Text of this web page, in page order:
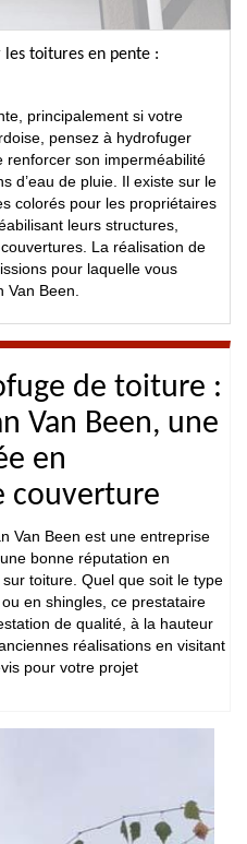
toitures en pente :
principalement si votre
pensez à hydrofuger
renforcer son imperméabilité
d’eau de pluie. Il existe sur le
colorés pour les propriétaires
leurs structures,
La réalisation de
pour laquelle vous
Been.
de toiture :
Van Been, une
en
couverture
Van Been est une entreprise
bonne réputation en
toiture. Quel que soit le type
en shingles, ce prestataire
de qualité, à la hauteur
réalisations en visitant
pour votre projet